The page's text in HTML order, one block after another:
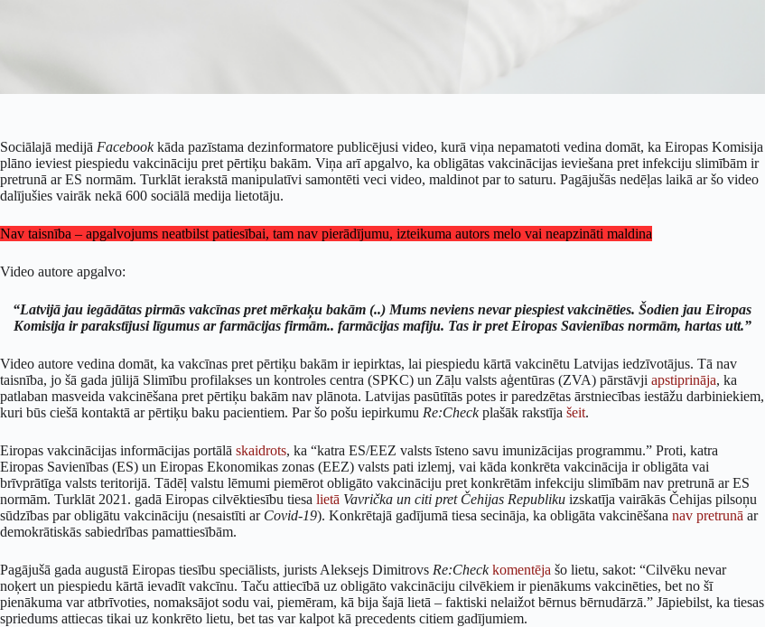
Sociālajā medijā Facebookkāda pazīstama dezinformatore publicējusi video, kurā viņa nepamatoti vedina domāt, ka Eiropas Komisija
plāno ieviest piespiedu vakcināciju pret pērtiķu bakām. Viņa arī apgalvo, ka obligātas vakcinācijas ieviešana pret infekciju slimībām ir
pretrunā ar ES normām. Turklāt ierakstā manipulatīvi samontēti veci video, maldinot par to saturu. Pagājušās nedēļas laikā ar šo video
dalījušies vairāk nekā 600 sociālā medija lietotāju.
Nav taisnība – apgalvojums neatbilst patiesībai, tam nav pierādījumu, izteikuma autors melo vai neapzināti maldina
Video autore apgalvo:
“Latvijā jau iegādātas pirmās vakcīnas pret mērkaķu bakām (..) Mums neviens nevar piespiest vakcinēties. Šodien jau Eiropas
Komisija ir parakstījusi līgumus ar farmācijas firmām.. farmācijas mafiju. Tas ir pret Eiropas Savienības normām, hartas utt.”
Video autore vedina domāt, ka vakcīnas pret pērtiķu bakām ir iepirktas, lai piespiedu kārtā vakcinētu Latvijas iedzīvotājus. Tā nav
taisnība, jo šā gada jūlijā Slimību profilakses un kontroles centra (SPKC) un Zāļu valsts aģentūras (ZVA) pārstāvji apstiprināja, ka
patlaban masveida vakcinēšana pret pērtiķu bakām nav plānota. Latvijas pasūtītās potes ir paredzētas ārstniecības iestāžu darbiniekiem,
kuri būs ciešā kontaktā ar pērtiķu baku pacientiem. Par šo pošu iepirkumu Re:Checkplašāk rakstīja šeit.
Eiropas vakcinācijas informācijas portālā skaidrots, ka “katra ES/EEZ valsts īsteno savu imunizācijas programmu.” Proti, katra
Eiropas Savienības (ES) un Eiropas Ekonomikas zonas (EEZ) valsts pati izlemj, vai kāda konkrēta vakcinācija ir obligāta vai
brīvprātīga valsts teritorijā. Tādēļ valstu lēmumi piemērot obligāto vakcināciju pret konkrētām infekciju slimībām nav pretrunā ar ES
normām. Turklāt 2021. gadā Eiropas cilvēktiesību tiesa lietā Vavrička un citi pret Čehijas Republiku izskatīja vairākās Čehijas pilsoņu
sūdzības par obligātu vakcināciju (nesaistīti ar Covid-19). Konkrētajā gadījumā tiesa secināja, ka obligāta vakcinēšana nav pretrunā ar
demokrātiskās sabiedrības pamattiesībām.
Pagājušā gada augustā Eiropas tiesību speciālists, jurists Aleksejs Dimitrovs Re:Check komentēja šo lietu, sakot: “Cilvēku nevar
noķert un piespiedu kārtā ievadīt vakcīnu. Taču attiecībā uz obligāto vakcināciju cilvēkiem ir pienākums vakcinēties, bet no šī
pienākuma var atbrīvoties, nomaksājot sodu vai, piemēram, kā bija šajā lietā – faktiski nelaižot bērnus bērnudārzā.” Jāpiebilst, ka tiesas
spriedums attiecas tikai uz konkrēto lietu, bet tas var kalpot kā precedents citiem gadījumiem.